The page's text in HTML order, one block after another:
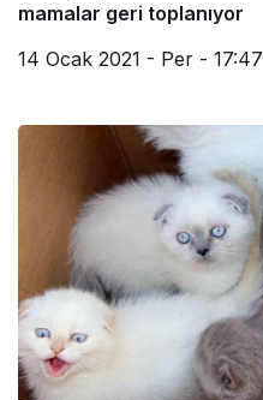
mamalar geri toplanıyor
14 Ocak 2021 - Per - 17:47